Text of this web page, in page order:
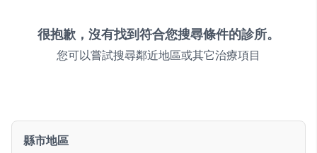
很抱歉，沒有找到符合您搜尋條件的診所。
您可以嘗試搜尋鄰近地區或其它治療項目
縣市地區